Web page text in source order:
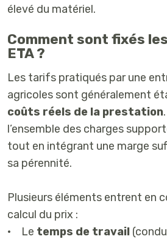
élevé du matériel.
Comment sont fixés
ETA ?
Les tarifs pratiqués par une
agricoles sont généralement
coûts réels de la prestation
l’ensemble des charges
tout en intégrant une marge
sa pérennité.
Plusieurs éléments entrent en
calcul du prix :
• Le temps de travail